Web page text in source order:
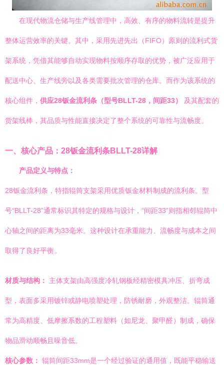
在现代物流仓储与生产线管理中，高效、有序的物料流转是提升
整体运营效率的关键。其中，采用先进先出（FIFO）原则的流利式货
架系统，凭借其能够自动实现物料按顺序存取的优势，被广泛应用于
配送中心、生产线旁以及各类需要批次管理的仓库。而作为该系统的
核心组件， 供应28钣金流利条（型号BLLT-28，间距33） 及其配套的
货架线棒，其品质与性能直接决定了整个系统的可靠性与流畅度。
一、核心产品：28钣金流利条BLLT-28详解
产品定义与特点：
28钣金流利条，特指辊筒支架采用优质钣金材料制成的流利条。型
号“BLLT-28”通常标识其特定的规格与设计，“间距33”则指相邻辊筒中
心轴之间的距离为33毫米。这种设计在承重能力、流畅度与成本之间
取得了良好平衡。
材质与结构： 主体支架由高强度冷轧钢板经精密模具冲压、折弯成
型，表面多采用镀锌或静电喷塑处理，防锈耐磨，外观整洁。辊筒通
常为高精度、低摩擦系数的工程塑料（如尼龙、聚甲醛）制成，确保
物品滑动顺畅且噪音低。
核心参数： 辊筒间距33mm是一个经过验证的通用值，既能平稳输送